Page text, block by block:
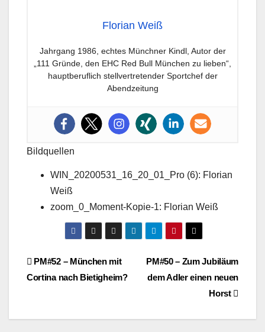
Florian Weiß
Jahrgang 1986, echtes Münchner Kindl, Autor der
„111 Gründe, den EHC Red Bull München zu lieben“,
hauptberuflich stellvertretender Sportchef der
Abendzeitung
Bildquellen
WIN_20200531_16_20_01_Pro (6): Florian
Weiß
zoom_0_Moment-Kopie-1: Florian Weiß
Beitragsnavigation
PM#50 – Zum Jubiläum
dem Adler einen neuen
Horst
PM#52 – München mit
Cortina nach Bietigheim?